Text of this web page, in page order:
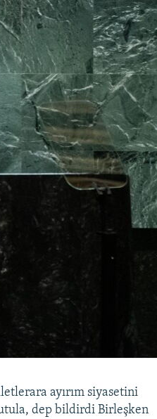
ayırım siyasetini
dep bildirdi Birleşken